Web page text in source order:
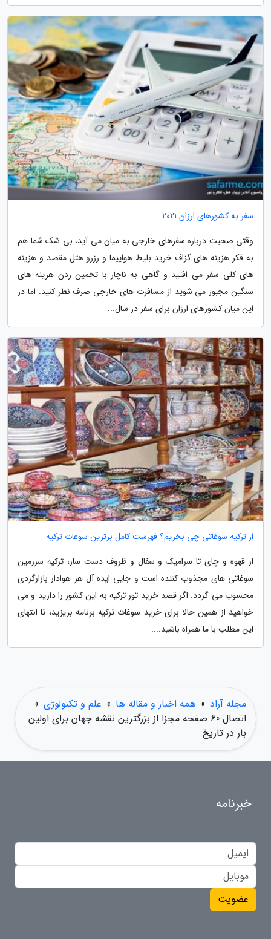
سفر به کشورهای ارزان 2021
وقتی صحبت درباره سفرهای خارجی به میان می آید، بی شک شما هم
به فکر هزینه های گزاف خرید بلیط هواپیما و رزرو هتل مقصد و هزینه
های کلی سفر می افتید و گاهی به ناچار با تخمین زدن هزینه های
سنگین مجبور می شوید از مسافرت های خارجی صرف نظر کنید. اما در
این میان کشورهای ارزان برای سفر در سال...
از ترکیه سوغاتی چی بخریم؟ فهرست کامل برترین سوغات ترکیه
از قهوه و چای تا سرامیک و سفال و ظروف دست ساز، ترکیه سرزمین
سوغاتی های مجذوب کننده است و جایی ایده آل هر هوادار بازارگردی
محسوب می گردد. اگر قصد خرید تور ترکیه به این کشور را دارید و می
خواهید از همین حالا برای خرید سوغات ترکیه برنامه بریزید، تا انتهای
این مطلب با ما همراه باشید....
مجله آراد » همه اخبار و مقاله ها » علم و تکنولوژی »
اتصال 60 صفحه مجزا از بزرگترین نقشه جهان برای اولین
بار در تاریخ
خبرنامه
عضویت